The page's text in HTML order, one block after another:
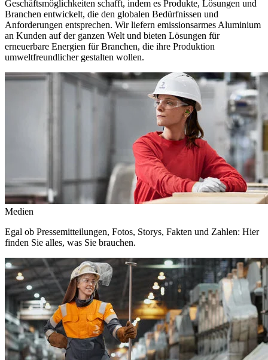
Geschäftsmöglichkeiten schafft, indem es Produkte, Lösungen und
Branchen entwickelt, die den globalen Bedürfnissen und
Anforderungen entsprechen. Wir liefern emissionsarmes Aluminium
an Kunden auf der ganzen Welt und bieten Lösungen für
erneuerbare Energien für Branchen, die ihre Produktion
umweltfreundlicher gestalten wollen.
Medien
Egal ob Pressemitteilungen, Fotos, Storys, Fakten und Zahlen: Hier
finden Sie alles, was Sie brauchen.